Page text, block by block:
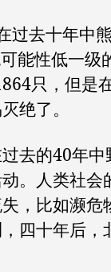
过去十年中
能性低一级
只，但是
绝了。
去的40年中
。人类社会
，比如濒危
四十年后，